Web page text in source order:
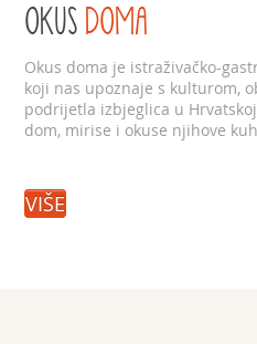
OKUS DOMA
Okus doma je istraživačko-
koji nas upoznaje s kulturom,
podrijetla izbjeglica u
dom, mirise i okuse njihove
VIŠE